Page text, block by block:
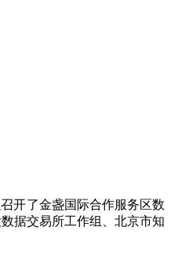
开了金盏国际合作服务区数
据交易所工作组、北京市知